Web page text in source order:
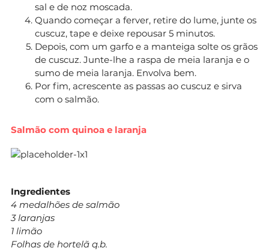
sal e de noz moscada.
Quando começar a ferver, retire do lume, junte os
cuscuz, tape e deixe repousar 5 minutos.
Depois, com um garfo e a manteiga solte os grãos
de cuscuz. Junte-lhe a raspa de meia laranja e o
sumo de meia laranja. Envolva bem.
Por fim, acrescente as passas ao cuscuz e sirva
com o salmão.
Salmão com quinoa e laranja
Ingredientes
4 medalhões de salmão
3 laranjas
1 limão
Folhas de hortelã q.b.